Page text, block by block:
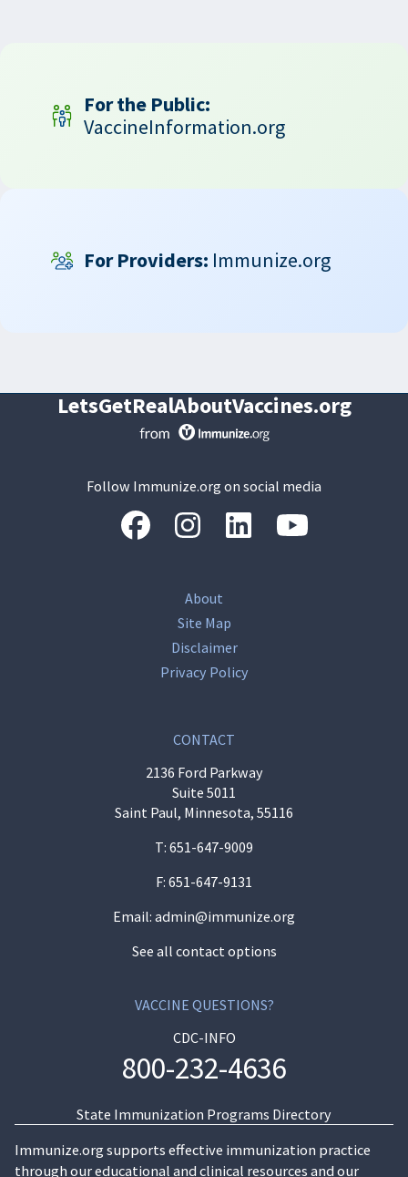
For the Public:
VaccineInformation.org
For Providers: Immunize.org
LetsGetRealAboutVaccines.org
Follow Immunize.org on social media
“Facebook“Instagram“LinkedIn
About
Site Map
Disclaimer
Privacy Policy
CONTACT
2136 Ford Parkway
Suite 5011
Saint Paul, Minnesota, 55116
T: 651-647-9009
F: 651-647-9131
Email: admin@immunize.org
See all contact options
VACCINE QUESTIONS?
CDC-INFO
800-232-4636
State Immunization Programs Directory
Immunize.org supports effective immunization practice
through our educational and clinical resources and our